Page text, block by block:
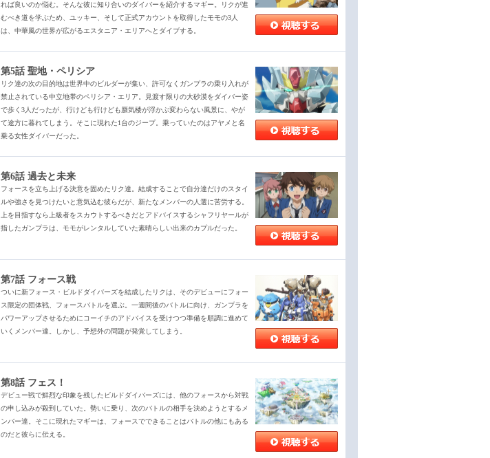
れば良いのか悩む。そんな彼に知り合いのダイバーを紹介するマギー。リクが進
むべき道を学ぶため、ユッキー、そして正式アカウントを取得したモモの3人
は、中華風の世界が広がるエスタニア・エリアへとダイブする。
第5話 聖地・ペリシア
リク達の次の目的地は世界中のビルダーが集い、許可なくガンプラの乗り入れが
禁止されている中立地帯のペリシア・エリア。見渡す限りの大砂漠をダイバー姿
で歩く3人だったが、行けども行けども蜃気楼が浮かぶ変わらない風景に、やが
て途方に暮れてしまう。そこに現れた1台のジープ。乗っていたのはアヤメと名
乗る女性ダイバーだった。
第6話 過去と未来
フォースを立ち上げる決意を固めたリク達。結成することで自分達だけのスタイ
ルや強さを見つけたいと意気込む彼らだが、新たなメンバーの人選に苦労する。
上を目指すなら上級者をスカウトするべきだとアドバイスするシャフリヤールが
指したガンプラは、モモがレンタルしていた素晴らしい出来のカプルだった。
第7話 フォース戦
ついに新フォース・ビルドダイバーズを結成したリクは、そのデビューにフォー
ス限定の団体戦、フォースバトルを選ぶ。一週間後のバトルに向け、ガンプラを
パワーアップさせるためにコーイチのアドバイスを受けつつ準備を順調に進めて
いくメンバー達。しかし、予想外の問題が発覚してしまう。
第8話 フェス！
デビュー戦で鮮烈な印象を残したビルドダイバーズには、他のフォースから対戦
の申し込みが殺到していた。勢いに乗り、次のバトルの相手を決めようとするメ
ンバー達。そこに現れたマギーは、フォースでできることはバトルの他にもある
のだと彼らに伝える。